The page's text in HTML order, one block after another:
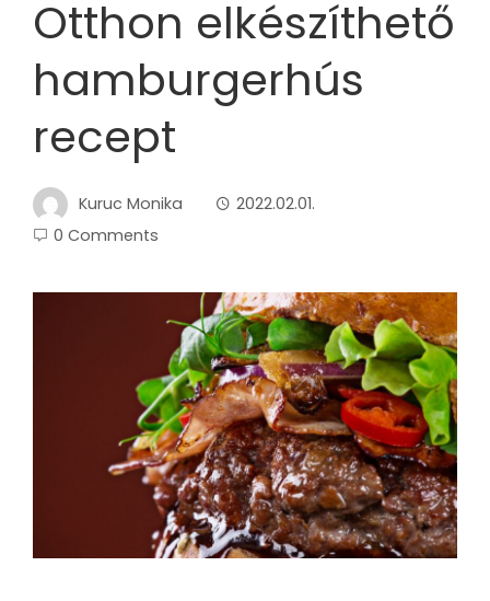
Otthon elkészíthető
hamburgerhús
recept
Kuruc Monika
2022.02.01.
0 Comments